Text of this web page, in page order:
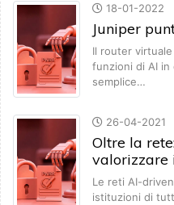
18-01-2022
Juniper
Il router
funzioni di AI in
semplice…
26-04-2021
Oltre la
valorizzare
Le reti AI-
istituzioni di